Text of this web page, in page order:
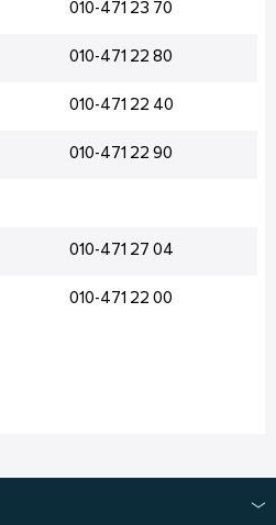
010-471 23 70
010-471 22 80
010-471 22 40
010-471 22 90
010-471 27 04
010-471 22 00